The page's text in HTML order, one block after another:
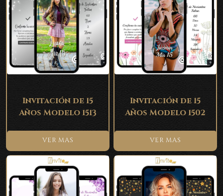
Invitación de 15
Años Modelo 1513
VER MAS
Invitación de 15
Años Modelo 1502
VER MAS